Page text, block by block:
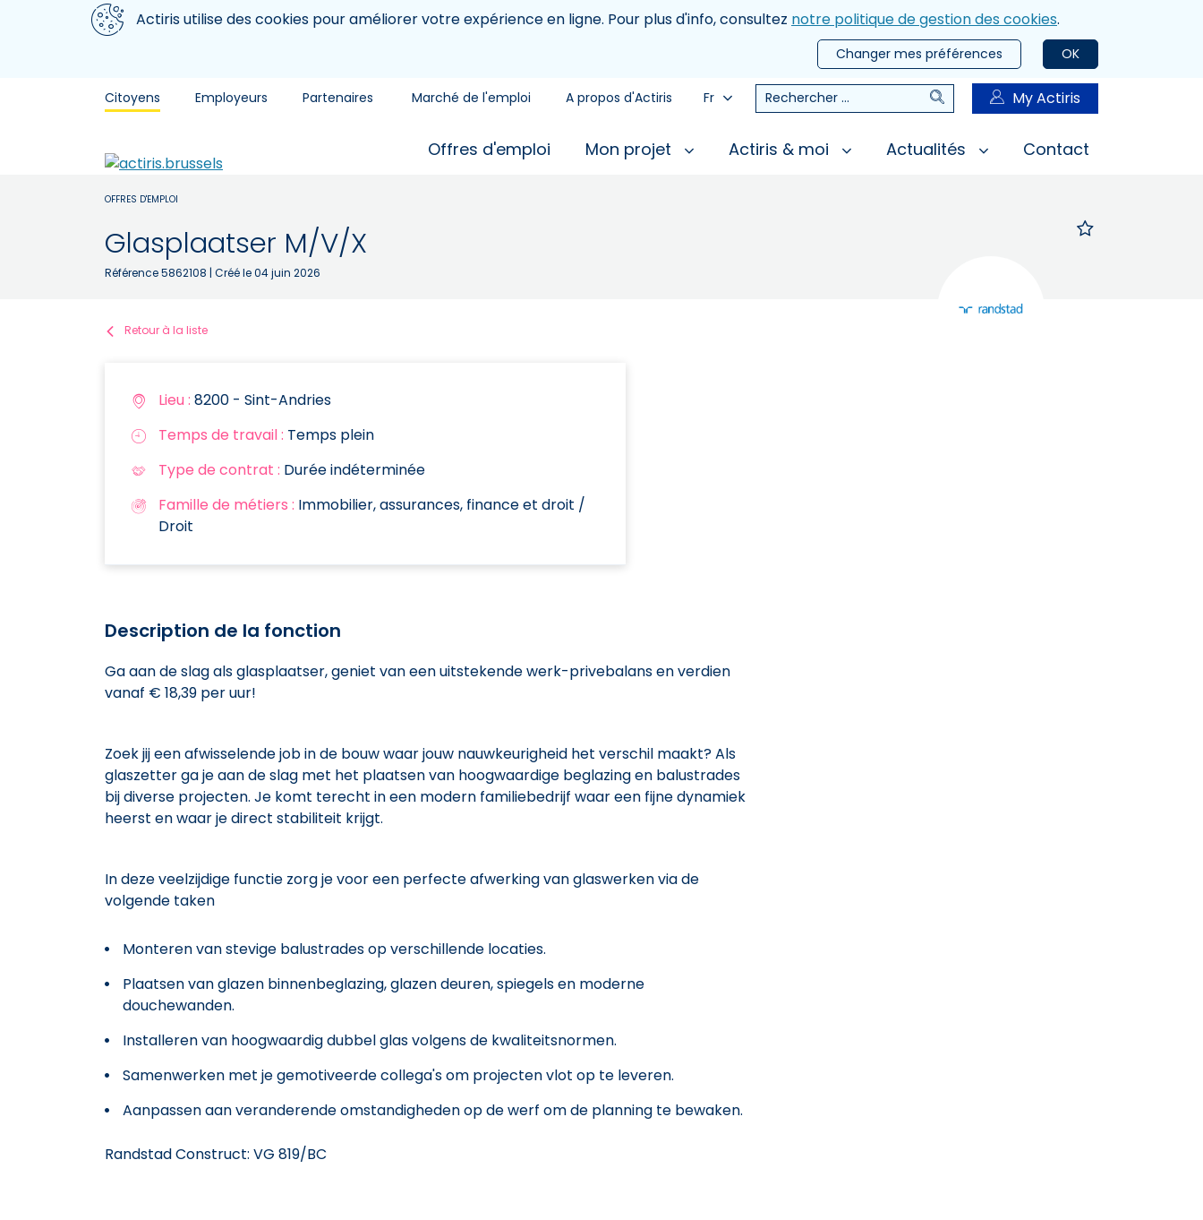
Aller au contenu principal
Nous utilisons des cookiesActiris utilise des cookies pour améliorer votre expérience en ligne. Pour plus d'info, consultez notre politique de gestion des cookies.
OK
Changer mes préférences
Citoyens Employeurs Partenaires Marché de l'emploi A propos d'Actiris Fr Rechercher RechercherMy Actiris
Offres d'emploi Mon projet Actiris & moi Actualités Contact
OFFRES D'EMPLOI
Glasplaatser M/V/X
Référence 5862108 | Créé le 04 juin 2026
Retour à la liste
Lieu : 8200 - Sint-Andries
Temps de travail : Temps plein
Type de contrat : Durée indéterminée
Famille de métiers : Immobilier, assurances, finance et droit /
Droit
Description de la fonction
Ga aan de slag als glasplaatser, geniet van een uitstekende werk-privebalans en verdien
vanaf € 18,39 per uur!
Zoek jij een afwisselende job in de bouw waar jouw nauwkeurigheid het verschil maakt? Als
glaszetter ga je aan de slag met het plaatsen van hoogwaardige beglazing en balustrades
bij diverse projecten. Je komt terecht in een modern familiebedrijf waar een fijne dynamiek
heerst en waar je direct stabiliteit krijgt.
In deze veelzijdige functie zorg je voor een perfecte afwerking van glaswerken via de
volgende taken
Monteren van stevige balustrades op verschillende locaties.
Plaatsen van glazen binnenbeglazing, glazen deuren, spiegels en moderne
douchewanden.
Installeren van hoogwaardig dubbel glas volgens de kwaliteitsnormen.
Samenwerken met je gemotiveerde collega's om projecten vlot op te leveren.
Aanpassen aan veranderende omstandigheden op de werf om de planning te bewaken.
Randstad Construct: VG 819/BC